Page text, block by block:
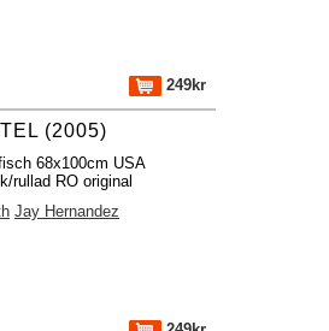
249kr
(2005)
68x100cm USA
rullad RO original
Jay Hernandez